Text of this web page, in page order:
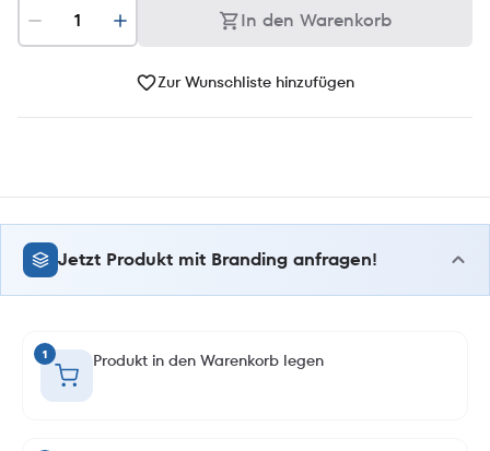
In den Warenkorb
Zur Wunschliste hinzufügen
Jetzt Produkt mit Branding anfragen!
1 Produkt in den Warenkorb legen